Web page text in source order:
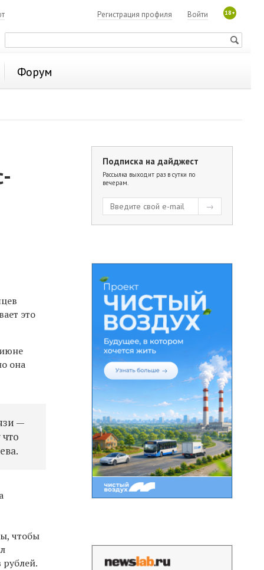
18+
Войти
Регистрация профиля
Форум
это
она
—
.
чтобы
Подписка на дайджест
Рассылка выходит раз в сутки по
вечерам.